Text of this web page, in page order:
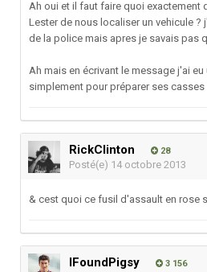
Ah oui et il faut faire quoi exactement
Lester de nous localiser un vehicule
de la police mais apres je savais pas
Ah mais en écrivant le message j'ai
simplement pour préparer ses casses
RickClinton 28
Posté(e) 14 octobre 2013
& cest quoi ce fusil d'assault en rose
IFoundPigsy 3 156